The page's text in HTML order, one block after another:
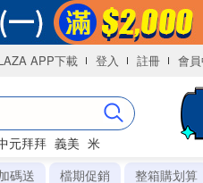
APP下載 登入 註冊 會
元拜拜 義美 米
碼送 檔期促銷 整箱購划算